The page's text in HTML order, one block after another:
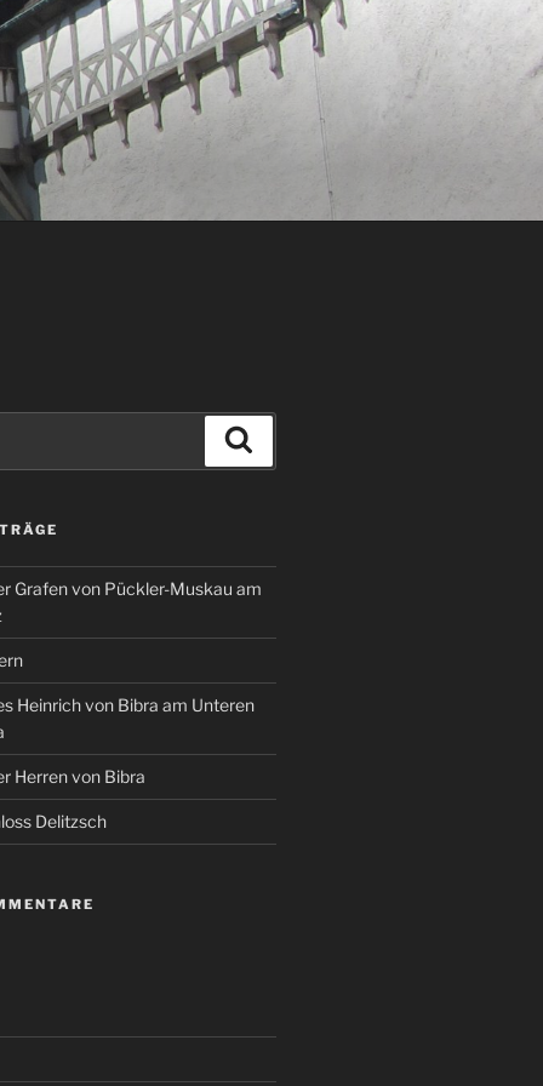
Grafen von Pückler-Muskau am
Heinrich von Bibra am Unteren
Herren von Bibra
Delitzsch